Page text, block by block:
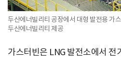
두산에너빌리티 공장에서 대형 발전용 가
두산에너빌리티 제공
가스터빈은 LNG 발전소에서 전